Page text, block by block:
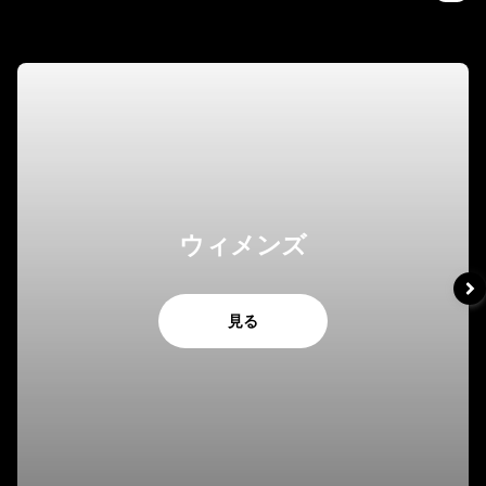
ウィメンズ
見る